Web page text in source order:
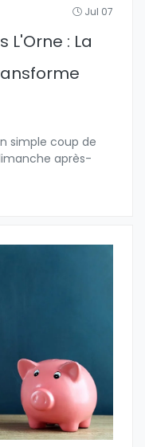
Jul 07
: La
simple coup de
après-